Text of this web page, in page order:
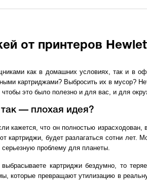
от принтеров
как в домашних условиях, так и в
картриджами? Выбросить их в мусор?
чтобы это было полезно и для вас, и для
— плохая идея?
кажется, что он полностью израсходован,
картриджи, будет разлагаться сотни лет.
проблему для планеты.
картриджи бездумно, то
которые превращают утилизацию в